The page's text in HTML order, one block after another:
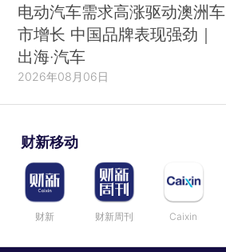
电动汽车需求高涨驱动澳洲车
市增长 中国品牌表现强劲｜
出海·汽车
2026年08月06日
财新移动
财新 财新周刊 Caixin